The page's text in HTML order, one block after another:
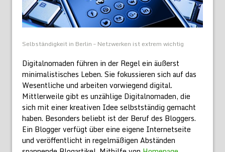
Selbständigkeit in Berlin – Netzwerken ist extrem wichtig
Digitalnomaden führen in der Regel ein äußerst
minimalistisches Leben. Sie fokussieren sich auf das
Wesentliche und arbeiten vorwiegend digital.
Mittlerweile gibt es unzählige Digitalnomaden, die
sich mit einer kreativen Idee selbstständig gemacht
haben. Besonders beliebt ist der Beruf des Bloggers.
Ein Blogger verfügt über eine eigene Internetseite
und veröffentlicht in regelmäßigen Abständen